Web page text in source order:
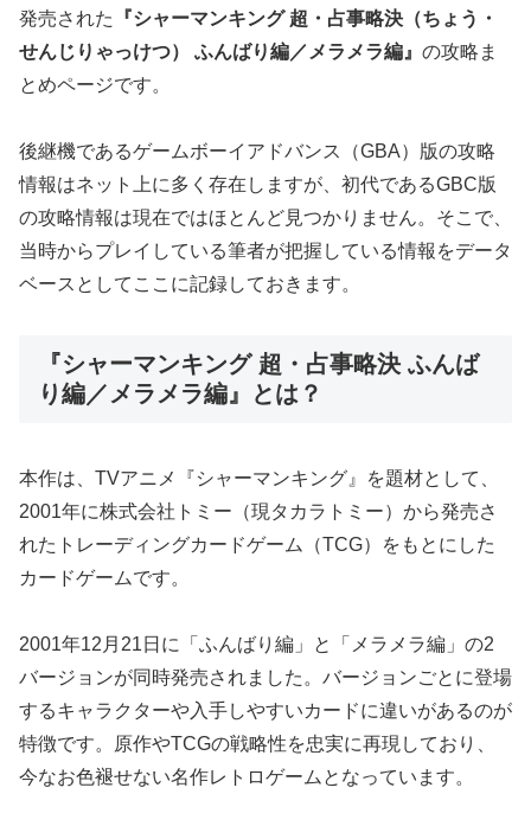
発売された
『シャーマンキング 超・占事略決（ちょう・
せんじりゃっけつ） ふんばり編／メラメラ編』 の攻略ま
とめページです。
後継機であるゲームボーイアドバンス（GBA）版の攻略
情報はネット上に多く存在しますが、初代であるGBC版
の攻略情報は現在ではほとんど見つかりません。そこで、
当時からプレイしている筆者が把握している情報をデータ
ベースとしてここに記録しておきます。
『シャーマンキング 超・占事略決 ふんば
り編／メラメラ編』とは？
本作は、TVアニメ『シャーマンキング』を題材として、
2001年に株式会社トミー（現タカラトミー）から発売さ
れたトレーディングカードゲーム（TCG）をもとにした
カードゲームです。
2001年12月21日に「ふんばり編」と「メラメラ編」の2
バージョンが同時発売されました。バージョンごとに登場
するキャラクターや入手しやすいカードに違いがあるのが
特徴です。原作やTCGの戦略性を忠実に再現しており、
今なお色褪せない名作レトロゲームとなっています。